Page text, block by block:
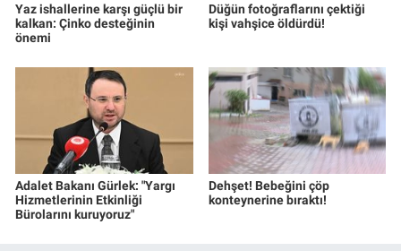
Yaz ishallerine karşı güçlü bir
kalkan: Çinko desteğinin
önemi
Düğün fotoğraflarını çektiği
kişi vahşice öldürdü!
Adalet Bakanı Gürlek: "Yargı
Hizmetlerinin Etkinliği
Bürolarını kuruyoruz"
Dehşet! Bebeğini çöp
konteynerine bıraktı!